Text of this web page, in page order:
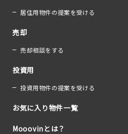
居住用物件の提案を受ける
売却
売却相談をする
投資用
投資用物件の提案を受ける
お気に入り物件一覧
Mooovinとは？